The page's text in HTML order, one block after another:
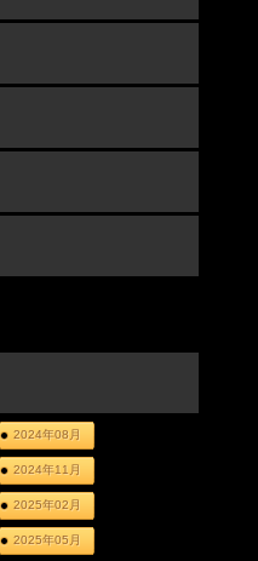
2024年08月
2024年11月
2025年02月
2025年05月